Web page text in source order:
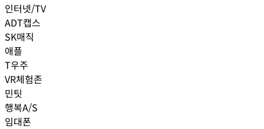
인터넷/TV
ADT캡스
SK매직
애플
T우주
VR체험존
민팃
행복A/S
임대폰